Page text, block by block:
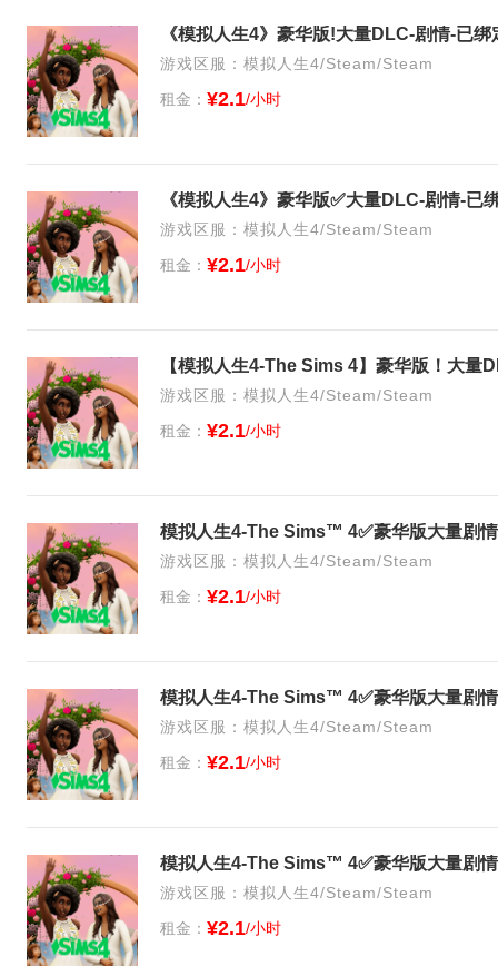
《模拟人生4》豪华版!大量DLC-剧情-已
游戏区服：模拟人生4/Steam/Steam
租金： ¥2.1/小时
《模拟人生4》豪华版✅大量DLC-剧情-已
游戏区服：模拟人生4/Steam/Steam
租金： ¥2.1/小时
【模拟人生4-The Sims 4】豪华版！大量
游戏区服：模拟人生4/Steam/Steam
租金： ¥2.1/小时
游戏区服：模拟人生4/Steam/Steam
租金： ¥2.1/小时
游戏区服：模拟人生4/Steam/Steam
租金： ¥2.1/小时
游戏区服：模拟人生4/Steam/Steam
租金： ¥2.1/小时